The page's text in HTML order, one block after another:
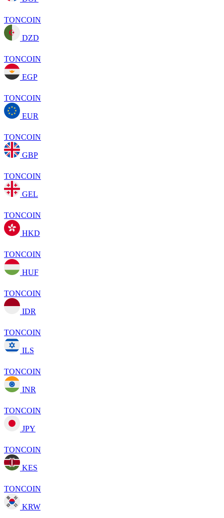
TONCOIN
DZD
TONCOIN
EGP
TONCOIN
EUR
TONCOIN
GBP
TONCOIN
GEL
TONCOIN
HKD
TONCOIN
HUF
TONCOIN
IDR
TONCOIN
ILS
TONCOIN
INR
TONCOIN
JPY
TONCOIN
KES
TONCOIN
KRW